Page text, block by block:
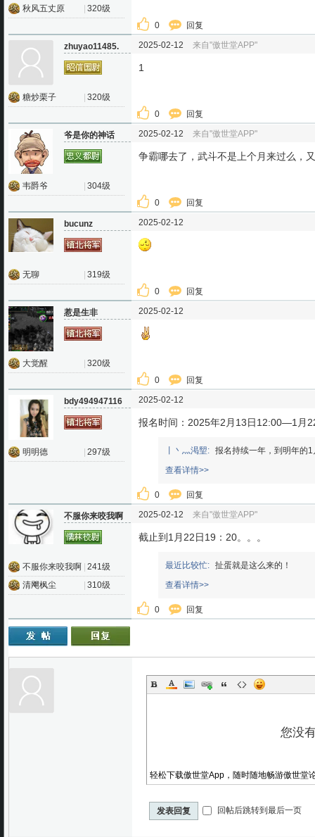
秋风五丈原 320级
0 回复
zhuyao11485.
糖炒栗子 320级
2025-02-12 来自"傲世堂APP"
1
0 回复
爷是你的神话
韦爵爷 304级
2025-02-12 来自"傲世堂APP"
争霸哪去了，武斗不是上个月来过么，
0 回复
bucunz
无聊 319级
2025-02-12
0 回复
惹是生非
大觉醒 320级
2025-02-12
0 回复
bdy494947116
明明德 297级
2025-02-12
报名时间：2025年2月13日12:00—1月
丨丶灬渇朢: 报名持续一年，到明年的
查看详情>>
0 回复
不服你来咬我啊
不服你来咬我啊 241级
清飗枫尘
310级
2025-02-12 来自"傲世堂APP"
截止到1月22日19：20。。。
最近比较忙: 扯蛋就是这么来的！
查看详情>>
0 回复
轻松下载傲世堂App，随时随地畅游傲世堂
发表回复 回帖后跳转到最后一页